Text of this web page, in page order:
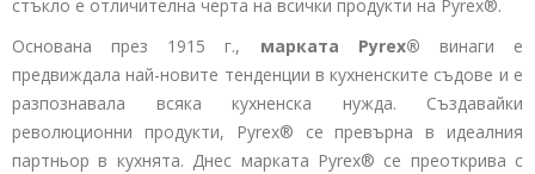
стъкло е отличителна черта на всички продукти на Pyrex®.
Основана през 1915 г., марката Pyrex® винаги е
предвиждала най-новите тенденции в кухненските съдове и е
разпознавала всяка кухненска нужда. Създавайки
революционни продукти, Pyrex® се превърна в идеалния
партньор в кухнята. Днес марката Pyrex® се преоткрива с